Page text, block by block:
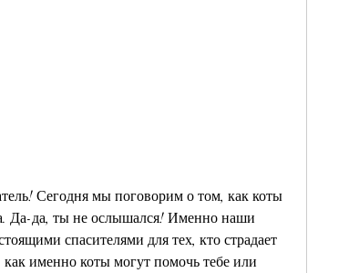
Сегодня мы поговорим о том, как коты
Да-да, ты не ослышался! Именно наши
спасителями для тех, кто страдает
именно коты могут помочь тебе или